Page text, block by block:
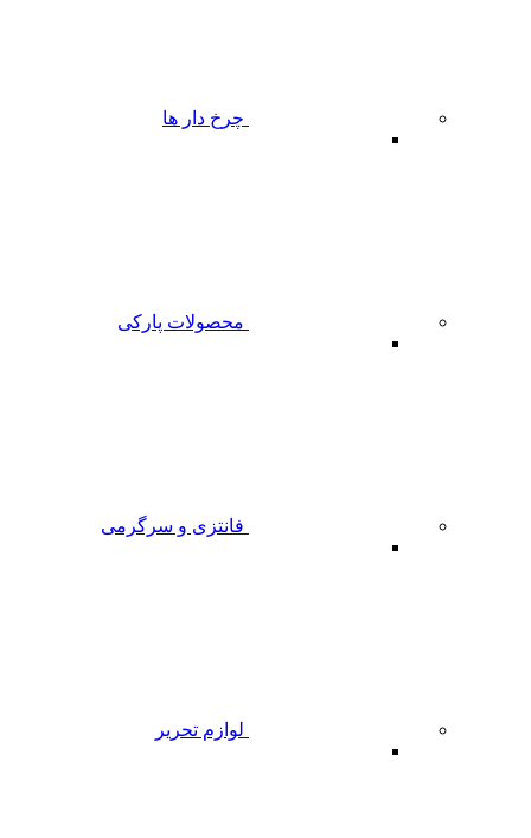
چرخ دار ها
محصولات پارکی
فانتزی و سرگرمی
لوازم تحریر